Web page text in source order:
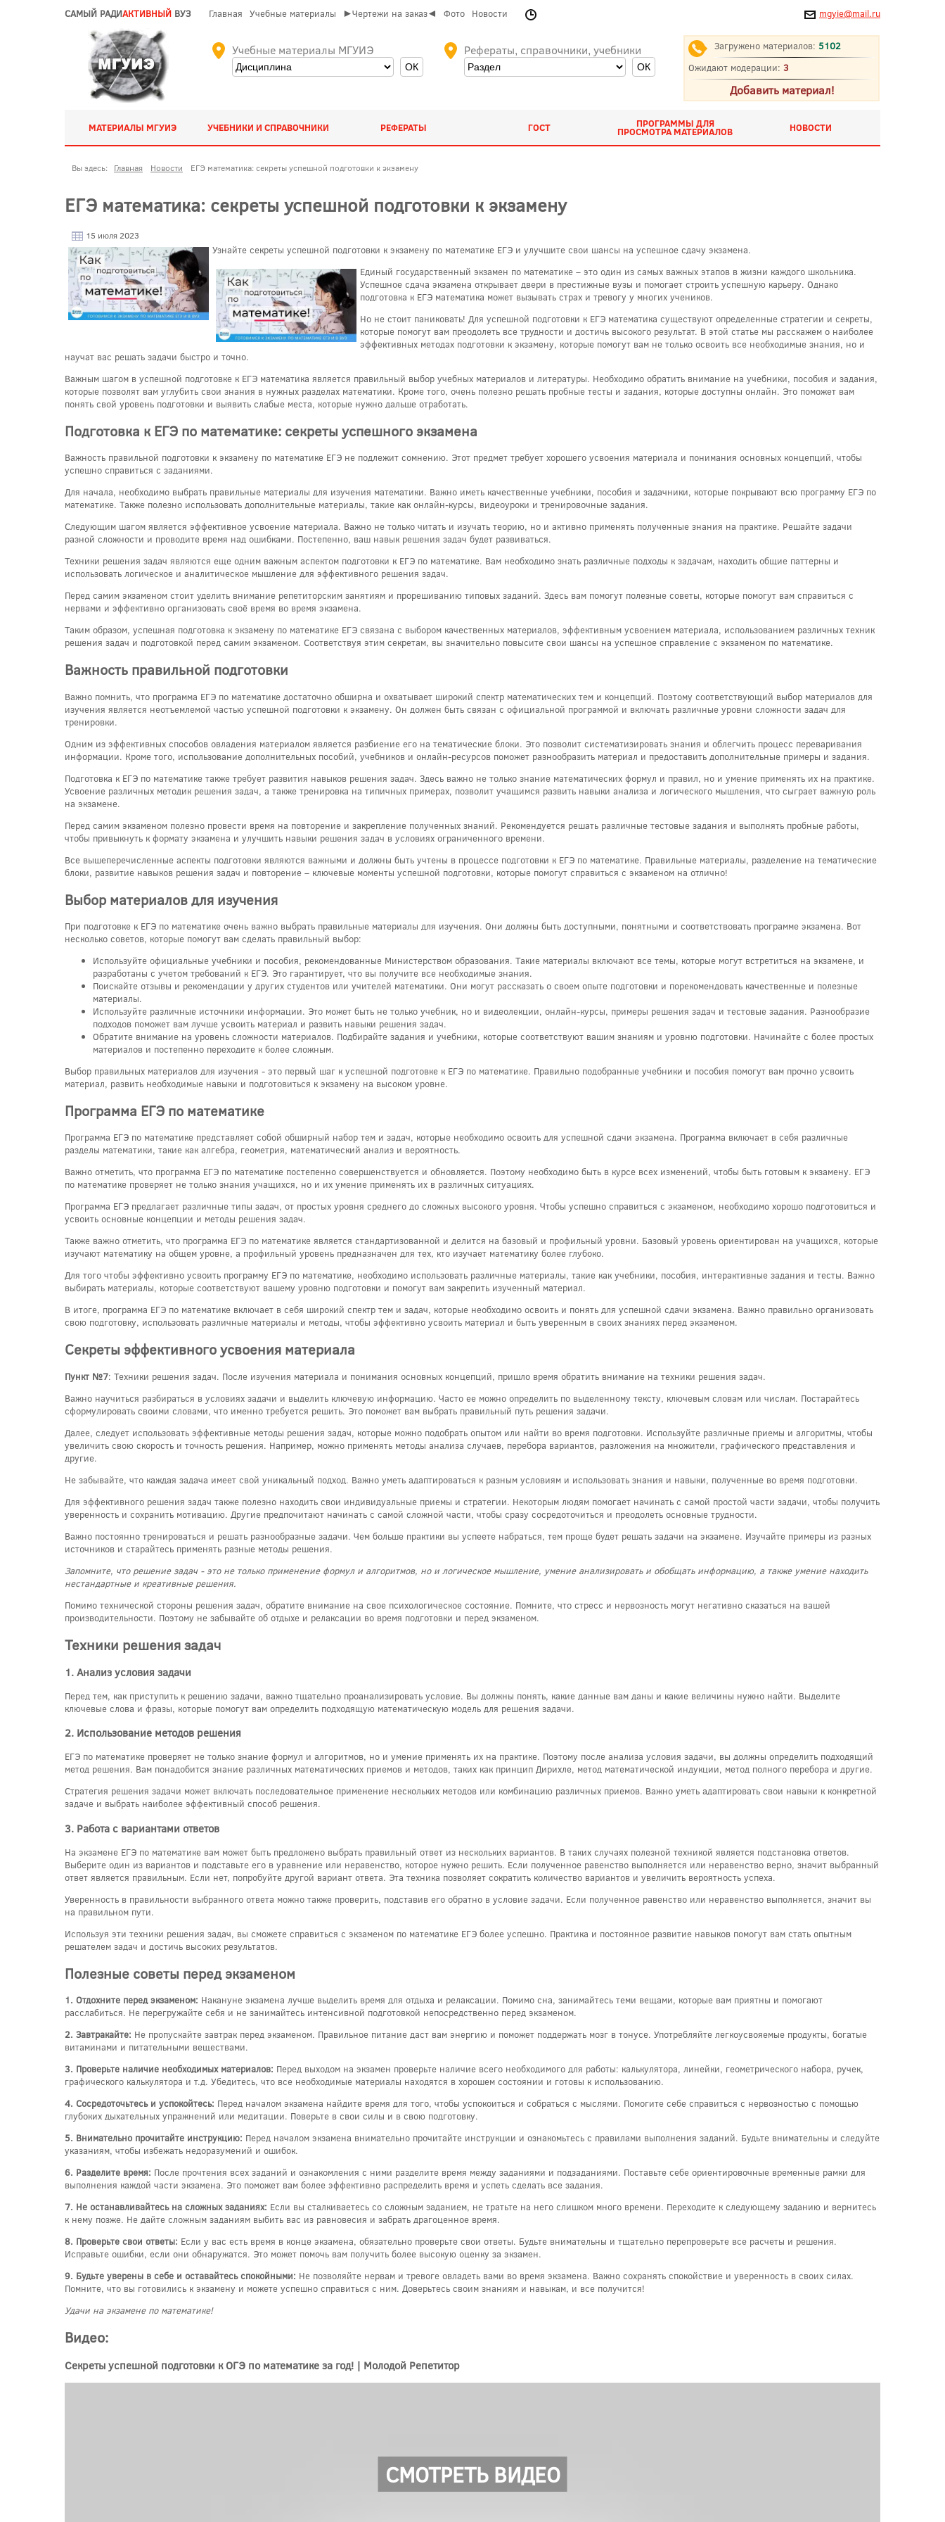
САМЫЙ РАДИАКТИВНЫЙ ВУЗ Главная Учебные материалы ►Чертежи на заказ◄ Фото Новости mgyie@mail.ru
Учебные материалы МГУИЭ Рефераты, справочники, учебники Загружено материалов: 5102
Ожидают модерации: 3
Добавить материал!
МАТЕРИАЛЫ МГУИЭ УЧЕБНИКИ И СПРАВОЧНИКИ РЕФЕРАТЫ ГОСТ ПРОГРАММЫ ДЛЯ
ПРОСМОТРА МАТЕРИАЛОВ НОВОСТИ
Вы здесь: Главная Новости ЕГЭ математика: секреты успешной подготовки к экзамену
ЕГЭ математика: секреты успешной подготовки к экзамену
15 июля 2023
Узнайте секреты успешной подготовки к экзамену по математике ЕГЭ и улучшите свои шансы на успешное сдачу экзамена.
Единый государственный экзамен по математике – это один из самых важных этапов в жизни каждого школьника.
Успешное сдача экзамена открывает двери в престижные вузы и помогает строить успешную карьеру. Однако
подготовка к ЕГЭ математика может вызывать страх и тревогу у многих учеников.
Но не стоит паниковать! Для успешной подготовки к ЕГЭ математика существуют определенные стратегии и секреты,
которые помогут вам преодолеть все трудности и достичь высокого результат. В этой статье мы расскажем о наиболее
эффективных методах подготовки к экзамену, которые помогут вам не только освоить все необходимые знания, но и
научат вас решать задачи быстро и точно.
Важным шагом в успешной подготовке к ЕГЭ математика является правильный выбор учебных материалов и литературы. Необходимо обратить внимание на учебники, пособия и задания,
которые позволят вам углубить свои знания в нужных разделах математики. Кроме того, очень полезно решать пробные тесты и задания, которые доступны онлайн. Это поможет вам
понять свой уровень подготовки и выявить слабые места, которые нужно дальше отработать.
Подготовка к ЕГЭ по математике: секреты успешного экзамена
Важность правильной подготовки к экзамену по математике ЕГЭ не подлежит сомнению. Этот предмет требует хорошего усвоения материала и понимания основных концепций, чтобы
успешно справиться с заданиями.
Для начала, необходимо выбрать правильные материалы для изучения математики. Важно иметь качественные учебники, пособия и задачники, которые покрывают всю программу ЕГЭ по
математике. Также полезно использовать дополнительные материалы, такие как онлайн-курсы, видеоуроки и тренировочные задания.
Следующим шагом является эффективное усвоение материала. Важно не только читать и изучать теорию, но и активно применять полученные знания на практике. Решайте задачи
разной сложности и проводите время над ошибками. Постепенно, ваш навык решения задач будет развиваться.
Техники решения задач являются еще одним важным аспектом подготовки к ЕГЭ по математике. Вам необходимо знать различные подходы к задачам, находить общие паттерны и
использовать логическое и аналитическое мышление для эффективного решения задач.
Перед самим экзаменом стоит уделить внимание репетиторским занятиям и прорешиванию типовых заданий. Здесь вам помогут полезные советы, которые помогут вам справиться с
нервами и эффективно организовать своё время во время экзамена.
Таким образом, успешная подготовка к экзамену по математике ЕГЭ связана с выбором качественных материалов, эффективным усвоением материала, использованием различных техник
решения задач и подготовкой перед самим экзаменом. Соответствуя этим секретам, вы значительно повысите свои шансы на успешное справление с экзаменом по математике.
Важность правильной подготовки
Важно помнить, что программа ЕГЭ по математике достаточно обширна и охватывает широкий спектр математических тем и концепций. Поэтому соответствующий выбор материалов для
изучения является неотъемлемой частью успешной подготовки к экзамену. Он должен быть связан с официальной программой и включать различные уровни сложности задач для
тренировки.
Одним из эффективных способов овладения материалом является разбиение его на тематические блоки. Это позволит систематизировать знания и облегчить процесс переваривания
информации. Кроме того, использование дополнительных пособий, учебников и онлайн-ресурсов поможет разнообразить материал и предоставить дополнительные примеры и задания.
Подготовка к ЕГЭ по математике также требует развития навыков решения задач. Здесь важно не только знание математических формул и правил, но и умение применять их на практике.
Усвоение различных методик решения задач, а также тренировка на типичных примерах, позволит учащимся развить навыки анализа и логического мышления, что сыграет важную роль
на экзамене.
Перед самим экзаменом полезно провести время на повторение и закрепление полученных знаний. Рекомендуется решать различные тестовые задания и выполнять пробные работы,
чтобы привыкнуть к формату экзамена и улучшить навыки решения задач в условиях ограниченного времени.
Все вышеперечисленные аспекты подготовки являются важными и должны быть учтены в процессе подготовки к ЕГЭ по математике. Правильные материалы, разделение на тематические
блоки, развитие навыков решения задач и повторение – ключевые моменты успешной подготовки, которые помогут справиться с экзаменом на отлично!
Выбор материалов для изучения
При подготовке к ЕГЭ по математике очень важно выбрать правильные материалы для изучения. Они должны быть доступными, понятными и соответствовать программе экзамена. Вот
несколько советов, которые помогут вам сделать правильный выбор:
Используйте официальные учебники и пособия, рекомендованные Министерством образования. Такие материалы включают все темы, которые могут встретиться на экзамене, и
разработаны с учетом требований к ЕГЭ. Это гарантирует, что вы получите все необходимые знания.
Поискайте отзывы и рекомендации у других студентов или учителей математики. Они могут рассказать о своем опыте подготовки и порекомендовать качественные и полезные
материалы.
Используйте различные источники информации. Это может быть не только учебник, но и видеолекции, онлайн-курсы, примеры решения задач и тестовые задания. Разнообразие
подходов поможет вам лучше усвоить материал и развить навыки решения задач.
Обратите внимание на уровень сложности материалов. Подбирайте задания и учебники, которые соответствуют вашим знаниям и уровню подготовки. Начинайте с более простых
материалов и постепенно переходите к более сложным.
Выбор правильных материалов для изучения - это первый шаг к успешной подготовке к ЕГЭ по математике. Правильно подобранные учебники и пособия помогут вам прочно усвоить
материал, развить необходимые навыки и подготовиться к экзамену на высоком уровне.
Программа ЕГЭ по математике
Программа ЕГЭ по математике представляет собой обширный набор тем и задач, которые необходимо освоить для успешной сдачи экзамена. Программа включает в себя различные
разделы математики, такие как алгебра, геометрия, математический анализ и вероятность.
Важно отметить, что программа ЕГЭ по математике постепенно совершенствуется и обновляется. Поэтому необходимо быть в курсе всех изменений, чтобы быть готовым к экзамену. ЕГЭ
по математике проверяет не только знания учащихся, но и их умение применять их в различных ситуациях.
Программа ЕГЭ предлагает различные типы задач, от простых уровня среднего до сложных высокого уровня. Чтобы успешно справиться с экзаменом, необходимо хорошо подготовиться и
усвоить основные концепции и методы решения задач.
Также важно отметить, что программа ЕГЭ по математике является стандартизованной и делится на базовый и профильный уровни. Базовый уровень ориентирован на учащихся, которые
изучают математику на общем уровне, а профильный уровень предназначен для тех, кто изучает математику более глубоко.
Для того чтобы эффективно усвоить программу ЕГЭ по математике, необходимо использовать различные материалы, такие как учебники, пособия, интерактивные задания и тесты. Важно
выбирать материалы, которые соответствуют вашему уровню подготовки и помогут вам закрепить изученный материал.
В итоге, программа ЕГЭ по математике включает в себя широкий спектр тем и задач, которые необходимо освоить и понять для успешной сдачи экзамена. Важно правильно организовать
свою подготовку, использовать различные материалы и методы, чтобы эффективно усвоить материал и быть уверенным в своих знаниях перед экзаменом.
Секреты эффективного усвоения материала
Пункт №7: Техники решения задач. После изучения материала и понимания основных концепций, пришло время обратить внимание на техники решения задач.
Важно научиться разбираться в условиях задачи и выделить ключевую информацию. Часто ее можно определить по выделенному тексту, ключевым словам или числам. Постарайтесь
сформулировать своими словами, что именно требуется решить. Это поможет вам выбрать правильный путь решения задачи.
Далее, следует использовать эффективные методы решения задач, которые можно подобрать опытом или найти во время подготовки. Используйте различные приемы и алгоритмы, чтобы
увеличить свою скорость и точность решения. Например, можно применять методы анализа случаев, перебора вариантов, разложения на множители, графического представления и
другие.
Не забывайте, что каждая задача имеет свой уникальный подход. Важно уметь адаптироваться к разным условиям и использовать знания и навыки, полученные во время подготовки.
Для эффективного решения задач также полезно находить свои индивидуальные приемы и стратегии. Некоторым людям помогает начинать с самой простой части задачи, чтобы получить
уверенность и сохранить мотивацию. Другие предпочитают начинать с самой сложной части, чтобы сразу сосредоточиться и преодолеть основные трудности.
Важно постоянно тренироваться и решать разнообразные задачи. Чем больше практики вы успеете набраться, тем проще будет решать задачи на экзамене. Изучайте примеры из разных
источников и старайтесь применять разные методы решения.
Запомните, что решение задач - это не только применение формул и алгоритмов, но и логическое мышление, умение анализировать и обобщать информацию, а также умение находить
нестандартные и креативные решения.
Помимо технической стороны решения задач, обратите внимание на свое психологическое состояние. Помните, что стресс и нервозность могут негативно сказаться на вашей
производительности. Поэтому не забывайте об отдыхе и релаксации во время подготовки и перед экзаменом.
Техники решения задач
1. Анализ условия задачи
Перед тем, как приступить к решению задачи, важно тщательно проанализировать условие. Вы должны понять, какие данные вам даны и какие величины нужно найти. Выделите
ключевые слова и фразы, которые помогут вам определить подходящую математическую модель для решения задачи.
2. Использование методов решения
ЕГЭ по математике проверяет не только знание формул и алгоритмов, но и умение применять их на практике. Поэтому после анализа условия задачи, вы должны определить подходящий
метод решения. Вам понадобится знание различных математических приемов и методов, таких как принцип Дирихле, метод математической индукции, метод полного перебора и другие.
Стратегия решения задачи может включать последовательное применение нескольких методов или комбинацию различных приемов. Важно уметь адаптировать свои навыки к конкретной
задаче и выбрать наиболее эффективный способ решения.
3. Работа с вариантами ответов
На экзамене ЕГЭ по математике вам может быть предложено выбрать правильный ответ из нескольких вариантов. В таких случаях полезной техникой является подстановка ответов.
Выберите один из вариантов и подставьте его в уравнение или неравенство, которое нужно решить. Если полученное равенство выполняется или неравенство верно, значит выбранный
ответ является правильным. Если нет, попробуйте другой вариант ответа. Эта техника позволяет сократить количество вариантов и увеличить вероятность успеха.
Уверенность в правильности выбранного ответа можно также проверить, подставив его обратно в условие задачи. Если полученное равенство или неравенство выполняется, значит вы
на правильном пути.
Используя эти техники решения задач, вы сможете справиться с экзаменом по математике ЕГЭ более успешно. Практика и постоянное развитие навыков помогут вам стать опытным
решателем задач и достичь высоких результатов.
Полезные советы перед экзаменом
1. Отдохните перед экзаменом: Накануне экзамена лучше выделить время для отдыха и релаксации. Помимо сна, занимайтесь теми вещами, которые вам приятны и помогают
расслабиться. Не перегружайте себя и не занимайтесь интенсивной подготовкой непосредственно перед экзаменом.
2. Завтракайте: Не пропускайте завтрак перед экзаменом. Правильное питание даст вам энергию и поможет поддержать мозг в тонусе. Употребляйте легкоусвояемые продукты, богатые
витаминами и питательными веществами.
3. Проверьте наличие необходимых материалов: Перед выходом на экзамен проверьте наличие всего необходимого для работы: калькулятора, линейки, геометрического набора, ручек,
графического калькулятора и т.д. Убедитесь, что все необходимые материалы находятся в хорошем состоянии и готовы к использованию.
4. Сосредоточьтесь и успокойтесь: Перед началом экзамена найдите время для того, чтобы успокоиться и собраться с мыслями. Помогите себе справиться с нервозностью с помощью
глубоких дыхательных упражнений или медитации. Поверьте в свои силы и в свою подготовку.
5. Внимательно прочитайте инструкцию: Перед началом экзамена внимательно прочитайте инструкции и ознакомьтесь с правилами выполнения заданий. Будьте внимательны и следуйте
указаниям, чтобы избежать недоразумений и ошибок.
6. Разделите время: После прочтения всех заданий и ознакомления с ними разделите время между заданиями и подзаданиями. Поставьте себе ориентировочные временные рамки для
выполнения каждой части экзамена. Это поможет вам более эффективно распределить время и успеть сделать все задания.
7. Не останавливайтесь на сложных заданиях: Если вы сталкиваетесь со сложным заданием, не тратьте на него слишком много времени. Переходите к следующему заданию и вернитесь
к нему позже. Не дайте сложным заданиям выбить вас из равновесия и забрать драгоценное время.
8. Проверьте свои ответы: Если у вас есть время в конце экзамена, обязательно проверьте свои ответы. Будьте внимательны и тщательно перепроверьте все расчеты и решения.
Исправьте ошибки, если они обнаружатся. Это может помочь вам получить более высокую оценку за экзамен.
9. Будьте уверены в себе и оставайтесь спокойными: Не позволяйте нервам и тревоге овладеть вами во время экзамена. Важно сохранять спокойствие и уверенность в своих силах.
Помните, что вы готовились к экзамену и можете успешно справиться с ним. Доверьтесь своим знаниям и навыкам, и все получится!
Удачи на экзамене по математике!
Видео:
Секреты успешной подготовки к ОГЭ по математике за год! | Молодой Репетитор
СМОТРЕТЬ ВИДЕО